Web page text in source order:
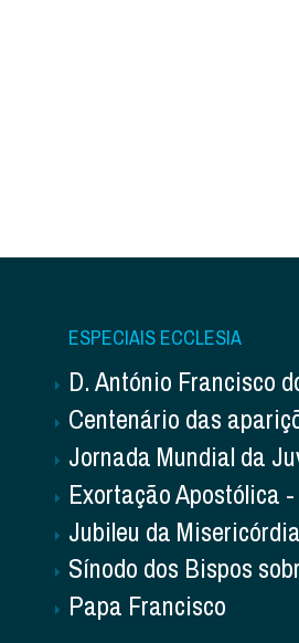
ESPECIAIS ECCLESIA
D. António Francisco
Centenário das
Jornada Mundial da
Exortação Apostólica
Jubileu da Misericórdia
Sínodo dos Bispos
Papa Francisco